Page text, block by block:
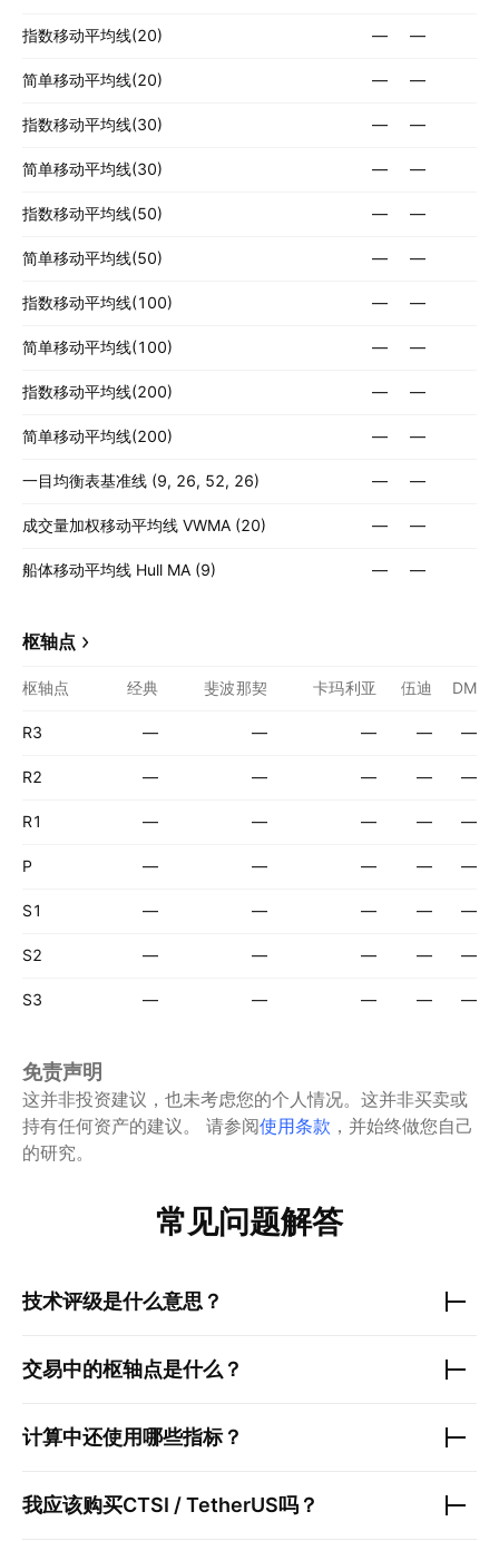
指数移动平均线(20) — —
简单移动平均线(20) — —
指数移动平均线(30) — —
简单移动平均线(30) — —
指数移动平均线(50) — —
简单移动平均线(50) — —
指数移动平均线(100) — —
简单移动平均线(100) — —
指数移动平均线(200) — —
简单移动平均线(200) — —
一目均衡表基准线 (9, 26, 52, 26) — —
成交量加权移动平均线 VWMA (20) — —
船体移动平均线 Hull MA (9) — —
枢轴点
枢轴点 经典 斐波那契 卡玛利亚 伍迪 DM
R3 — — — — —
R2 — — — — —
R1 — — — — —
P — — — — —
S1 — — — — —
S2 — — — — —
S3 — — — — —
免责声明
这并非投资建议，也未考虑您的个人情况。这并非买卖或
持有任何资产的建议。
请参阅使用条款 ，并始终做您自己
的研究。
常见问题解答
技术评级是什么意思？
交易中的枢轴点是什么？
计算中还使用哪些指标？
我应该购买CTSI / TetherUS吗？